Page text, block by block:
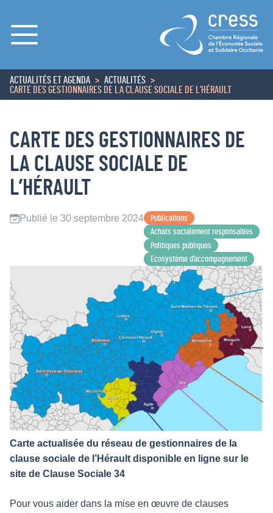
Menu
ACCUEIL
ACTUALITÉS ET AGENDA
ACTUALITÉS
CARTE DES GESTIONNAIRES DE LA CLAUSE SOCIALE DE L’HÉRAULT
CARTE DES GESTIONNAIRES DE
LA CLAUSE SOCIALE DE
L’HÉRAULT
Publié le 30 septembre 2024
Publications
Achats socialement responsables
Politiques publiques
Ecosystème d’accompagnement
Carte actualisée du réseau de gestionnaires de la
clause sociale de l’Hérault disponible en ligne sur le
site de Clause Sociale 34
Pour vous aider dans la mise en œuvre de clauses